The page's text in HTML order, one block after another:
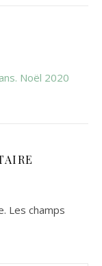
Noël 2020
Les champs